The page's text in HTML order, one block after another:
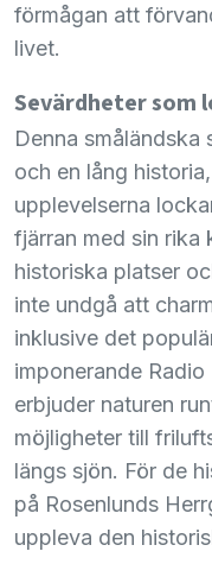
förmågan att
livet.
Sevärdheter som
Denna småländska
och en lång
upplevelserna
fjärran med sin rika
historiska platser
inte undgå att
inklusive det
imponerande
erbjuder naturen
möjligheter till
längs sjön. För de
på Rosenlunds
uppleva den